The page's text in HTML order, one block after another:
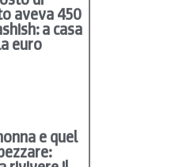
aveva 450
a casa
euro
e quel